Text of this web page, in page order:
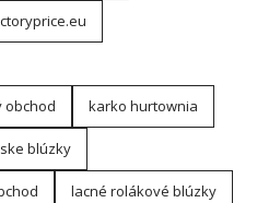
obchod karko hurtownia
blúzky
lacné rolákové blúzky